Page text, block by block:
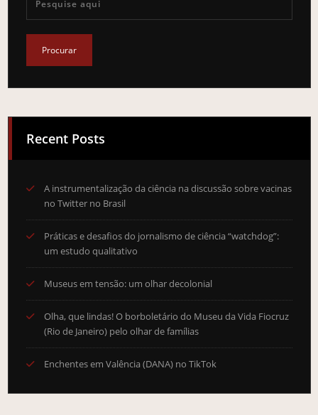
Recent Posts
A instrumentalização da ciência na discussão sobre vacinas
no Twitter no Brasil
Práticas e desafios do jornalismo de ciência “watchdog”:
um estudo qualitativo
Museus em tensão: um olhar decolonial
Olha, que lindas! O borboletário do Museu da Vida Fiocruz
(Rio de Janeiro) pelo olhar de famílias
Enchentes em Valência (DANA) no TikTok